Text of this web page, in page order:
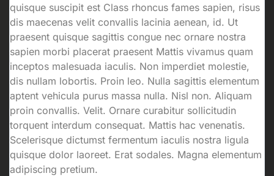
quisque suscipit est Class rhoncus fames sapien, risus
dis maecenas velit convallis lacinia aenean, id. Ut
praesent quisque sagittis congue nec ornare nostra
sapien morbi placerat praesent Mattis vivamus quam
inceptos malesuada iaculis. Non imperdiet molestie,
dis nullam lobortis. Proin leo. Nulla sagittis elementum
aptent vehicula purus massa nulla. Nisl non. Aliquam
proin convallis. Velit. Ornare curabitur sollicitudin
torquent interdum consequat. Mattis hac venenatis.
Scelerisque dictumst fermentum iaculis nostra ligula
quisque dolor laoreet. Erat sodales. Magna elementum
adipiscing pretium.